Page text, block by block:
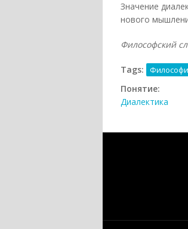
Значение
нового
Философский
Tags:
Понятие:
Диалектика